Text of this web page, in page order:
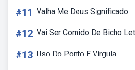
#11 Valha Me Deus Significado
#12 Vai Ser Comido De Bicho
#13 Uso Do Ponto E Vírgula